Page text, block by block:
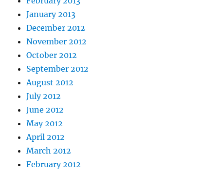
January 2013
December 2012
November 2012
October 2012
September 2012
August 2012
July 2012
June 2012
May 2012
April 2012
March 2012
February 2012